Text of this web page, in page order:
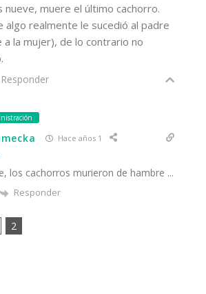
nueve, muere el último cachorro.
algo realmente le sucedió al padre
a la mujer), de lo contrario no
Responder
Hace años 1
los cachorros murieron de hambre ...
Responder
2